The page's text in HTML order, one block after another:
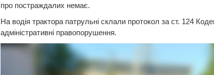
про постраждалих немає.
На водія трактора патрульні склали протокол за ст. 124
адміністративні правопорушення.